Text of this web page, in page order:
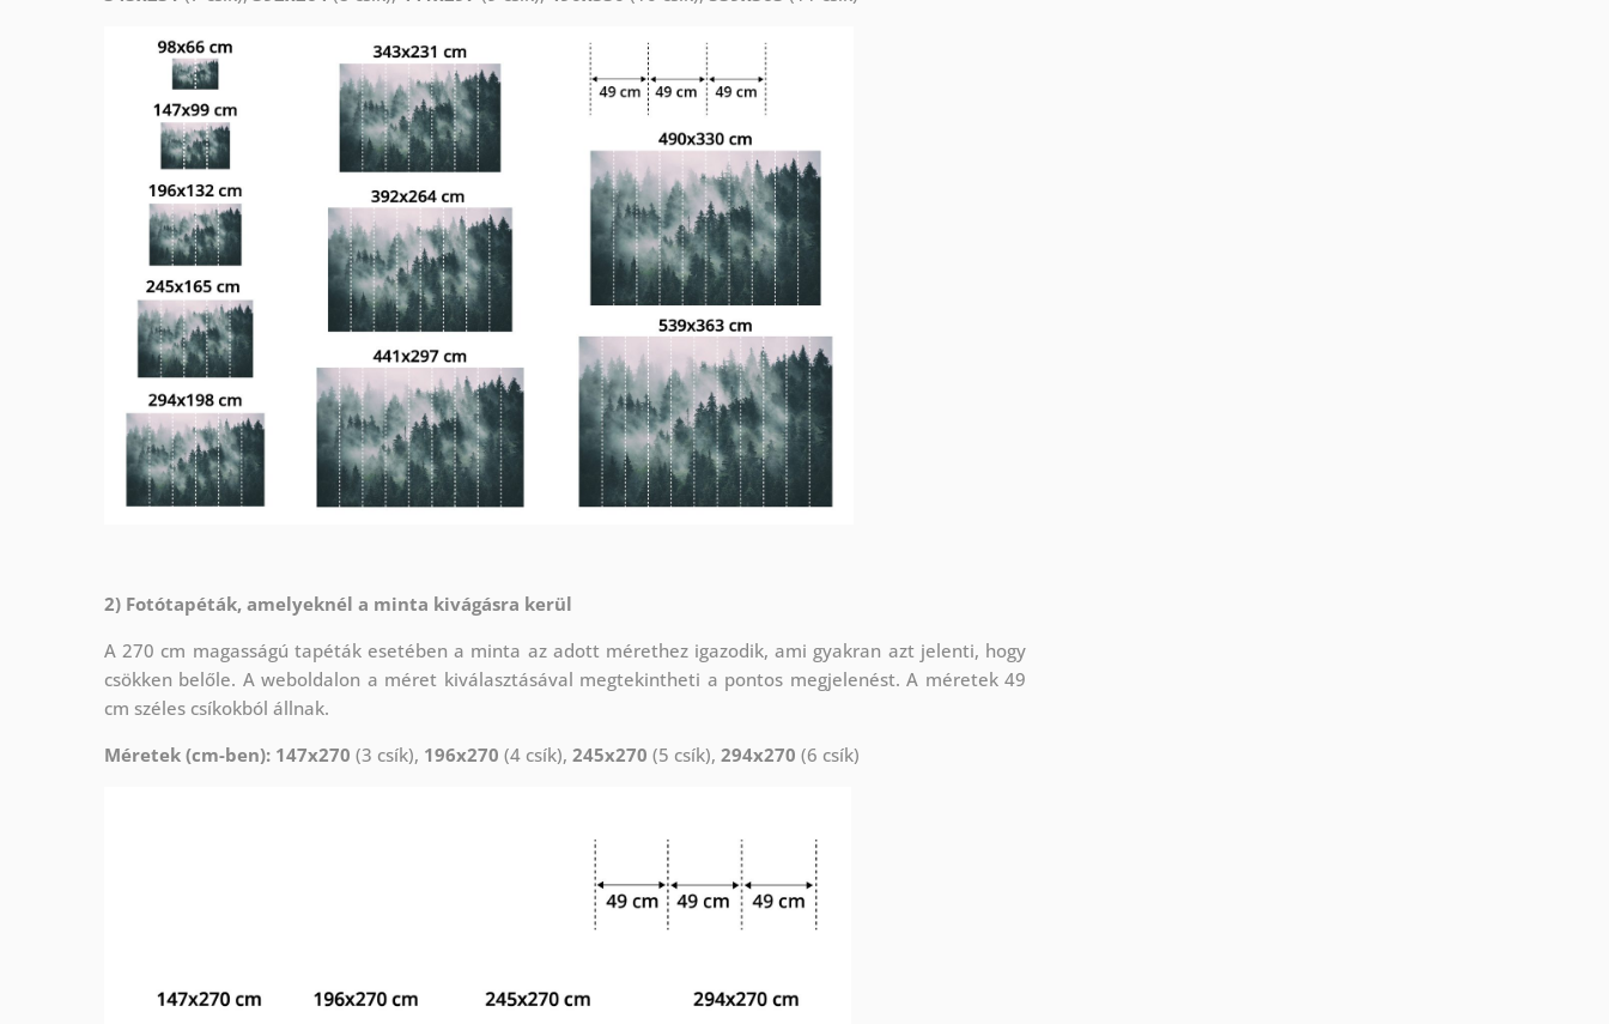
2) Fotótapéták, amelyeknél a minta kivágásra kerül
A 270 cm magasságú tapéták esetében a minta az adott mérethez igazodik, ami gyakran azt jelenti, hogy
csökken belőle. A weboldalon a méret kiválasztásával megtekintheti a pontos megjelenést. A méretek 49
cm széles csíkokból állnak.
Méretek (cm-ben): 147x270 (3 csík), 196x270 (4 csík), 245x270 (5 csík), 294x270 (6 csík)